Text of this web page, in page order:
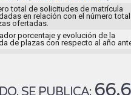
total de solicitudes de matrícula
en relación con el número
ofertadas.
porcentaje y evolución de la
de plazas con respecto al año
SE PUBLICA: